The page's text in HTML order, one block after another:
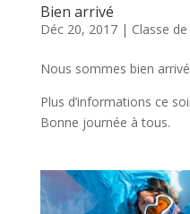
Bien arrivé
Déc 20, 2017| Classe
Nous sommes bien
Plus d’informations ce
Bonne journée à tous.